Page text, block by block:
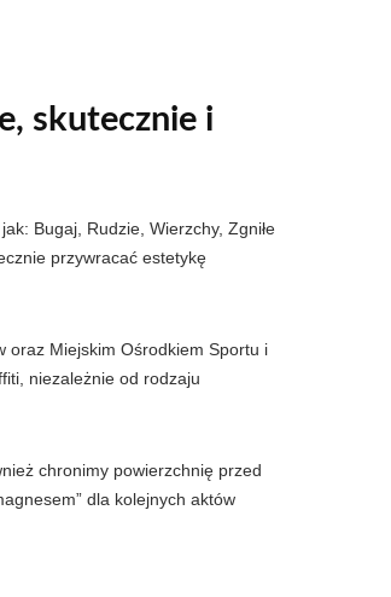
skutecznie i
Bugaj, Rudzie, Wierzchy, Zgniłe
przywracać estetykę
oraz Miejskim Ośrodkiem Sportu i
niezależnie od rodzaju
chronimy powierzchnię przed
dla kolejnych aktów